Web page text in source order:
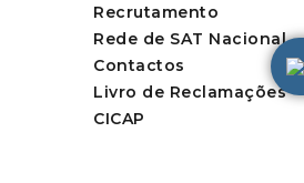
Recrutamento
Rede de SAT Nacional
Contactos
Livro de Reclamações
CICAP